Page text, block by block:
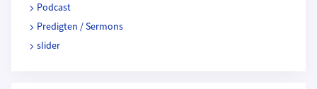
Podcast
Predigten / Sermons
slider